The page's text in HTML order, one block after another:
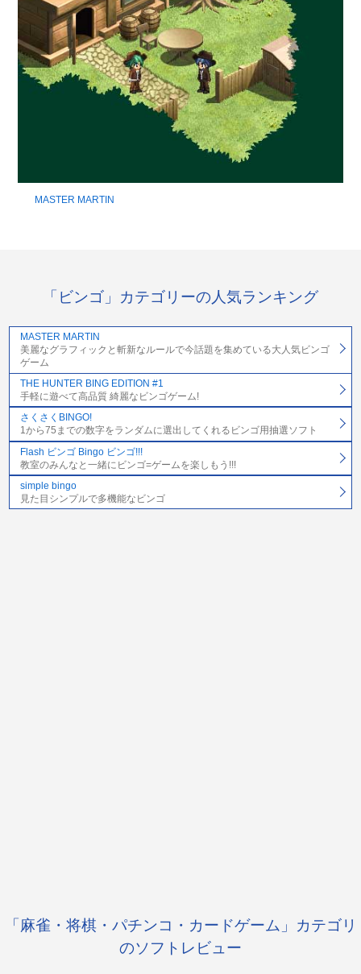
MASTER MARTIN
「ビンゴ」カテゴリーの人気ランキング
MASTER MARTIN
美麗なグラフィックと斬新なルールで今話題を集めている大人気ビンゴ
ゲーム
THE HUNTER BING EDITION #1
手軽に遊べて高品質 綺麗なビンゴゲーム!
さくさくBINGO!
1から75までの数字をランダムに選出してくれるビンゴ用抽選ソフト
Flash ビンゴ Bingo ビンゴ!!!
教室のみんなと一緒にビンゴ=ゲームを楽しもう!!!
simple bingo
見た目シンプルで多機能なビンゴ
「麻雀・将棋・パチンコ・カードゲーム」カテゴリ
のソフトレビュー